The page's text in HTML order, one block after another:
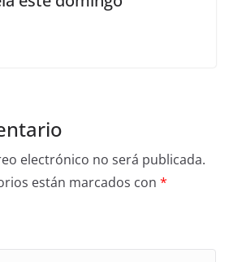
electrónico no será publicada.
están marcados con *